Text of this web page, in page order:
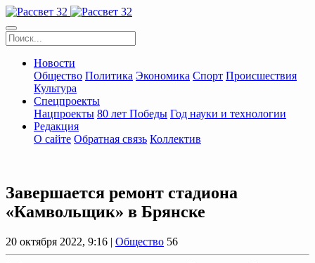
Новости
Общество Политика Экономика Спорт Происшествия
Культура
Спецпроекты
Нацпроекты 80 лет Победы Год науки и технологии
Редакция
О сайте Обратная связь Коллектив
Завершается ремонт стадиона
«Камвольщик» в Брянске
20 октября 2022, 9:16 | Общество 56